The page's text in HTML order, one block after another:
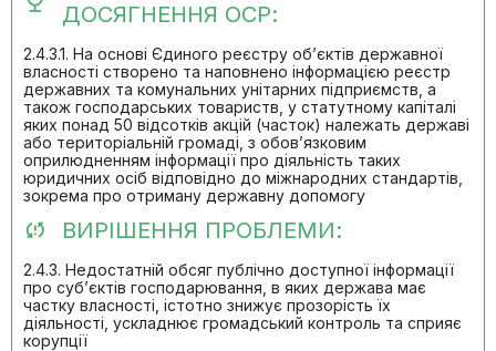
ДОСЯГНЕННЯ ОСР:
2.4.3.1. На основі Єдиного реєстру об’єктів державної
власності створено та наповнено інформацією реєстр
державних та комунальних унітарних підприємств, а
також господарських товариств, у статутному капіталі
яких понад 50 відсотків акцій (часток) належать державі
або територіальній громаді, з обов’язковим
оприлюдненням інформації про діяльність таких
юридичних осіб відповідно до міжнародних стандартів,
зокрема про отриману державну допомогу
ВИРІШЕННЯ ПРОБЛЕМИ:
2.4.3. Недостатній обсяг публічно доступної інформації
про суб’єктів господарювання, в яких держава має
частку власності, істотно знижує прозорість їх
діяльності, ускладнює громадський контроль та сприяє
корупції